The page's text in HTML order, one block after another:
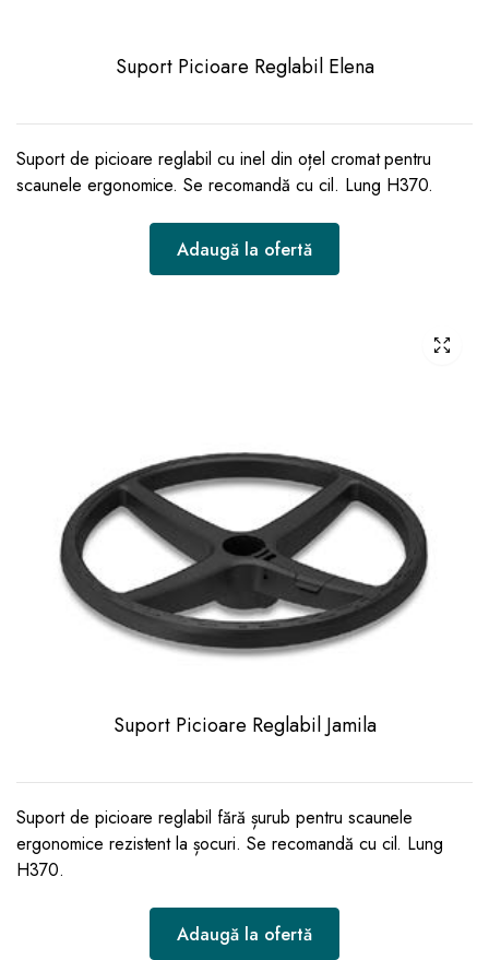
Suport Picioare Reglabil Elena
Suport de picioare reglabil cu inel din oțel cromat pentru
scaunele ergonomice. Se recomandă cu cil. Lung H370.
Adaugă la ofertă
Suport Picioare Reglabil Jamila
Suport de picioare reglabil fără șurub pentru scaunele
ergonomice rezistent la șocuri. Se recomandă cu cil. Lung
H370.
Adaugă la ofertă